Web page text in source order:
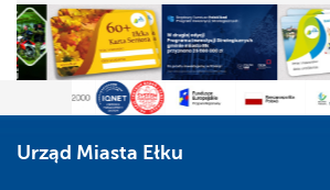
Urząd Miasta Ełku